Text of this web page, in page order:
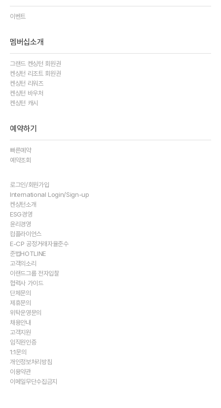
이벤트
멤버십소개
그랜드 켄싱턴 회원권
켄싱턴 리조트 회원권
켄싱턴 리워즈
켄싱턴 바우처
켄싱턴 캐시
예약하기
빠른예약
예약조회
로그인/회원가입
International Login/Sign-up
켄싱턴소개
ESG경영
윤리경영
컴플라이언스
E-CP 공정거래자율준수
준법HOTLINE
고객의소리
이랜드그룹 전자입찰
협력사 가이드
단체문의
제휴문의
위탁운영문의
채용안내
고객지원
임직원인증
1:1문의
개인정보처리방침
이용약관
이메일무단수집금지